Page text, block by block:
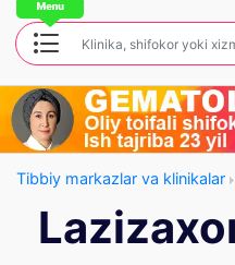
Tibbiy markazlar va klinikalar